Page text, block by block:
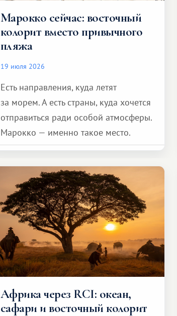
Марокко сейчас: восточный
колорит вместо привычного
пляжа
19 июля 2026
Есть направления, куда летят
за морем. А есть страны, куда хочется
отправиться ради особой атмосферы.
Марокко — именно такое место.
Африка через RCI: океан,
сафари и восточный колорит